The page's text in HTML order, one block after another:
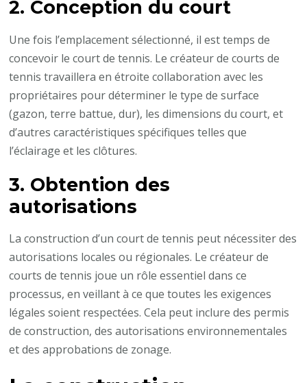
2. Conception du court
Une fois l’emplacement sélectionné, il est temps de
concevoir le court de tennis. Le créateur de courts de
tennis travaillera en étroite collaboration avec les
propriétaires pour déterminer le type de surface
(gazon, terre battue, dur), les dimensions du court, et
d’autres caractéristiques spécifiques telles que
l’éclairage et les clôtures.
3. Obtention des
autorisations
La construction d’un court de tennis peut nécessiter des
autorisations locales ou régionales. Le créateur de
courts de tennis joue un rôle essentiel dans ce
processus, en veillant à ce que toutes les exigences
légales soient respectées. Cela peut inclure des permis
de construction, des autorisations environnementales
et des approbations de zonage.